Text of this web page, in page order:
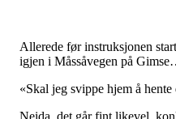
Allerede før instruksjonen
igjen i Måssåvegen på
«Skal jeg svippe hjem å hente